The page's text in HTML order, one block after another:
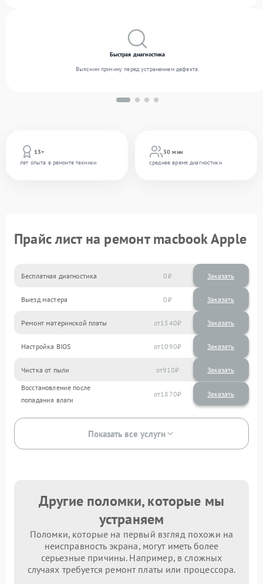
13+
лет опыта в ремонте техники
30 мин
среднее время диагностики
Быстрая диагностика
Выясним причину перед устранением дефекта.
Прайс лист на ремонт macbook Apple
Бесплатная диагностика 0 Заказать
Выезд мастера 0 Заказать
Ремонт материнской платы 1540
Настройка BIOS 1090
Чистка от пыли 910
Восстановление после
попадания влаги
1870
Показать все услуги
Другие поломки, которые мы
устраняем
Поломки, которые на первый взгляд похожи на
неисправность экрана, могут иметь более
серьезные причины. Например, в сложных
случаях требуется ремонт платы или процессора.